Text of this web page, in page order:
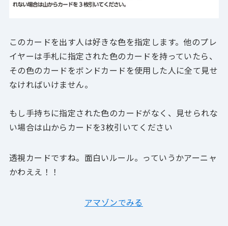
このカードを出す人は好きな色を指定します。他のプレ
イヤーは手札に指定された色のカードを持っていたら、
その色のカードをボンドカードを使用した人に全て見せ
なければいけません。
もし手持ちに指定された色のカードがなく、見せられな
い場合は山からカードを3枚引いてください
透視カードですね。面白いルール。っていうかアーニャ
かわええ！！
アマゾンでみる